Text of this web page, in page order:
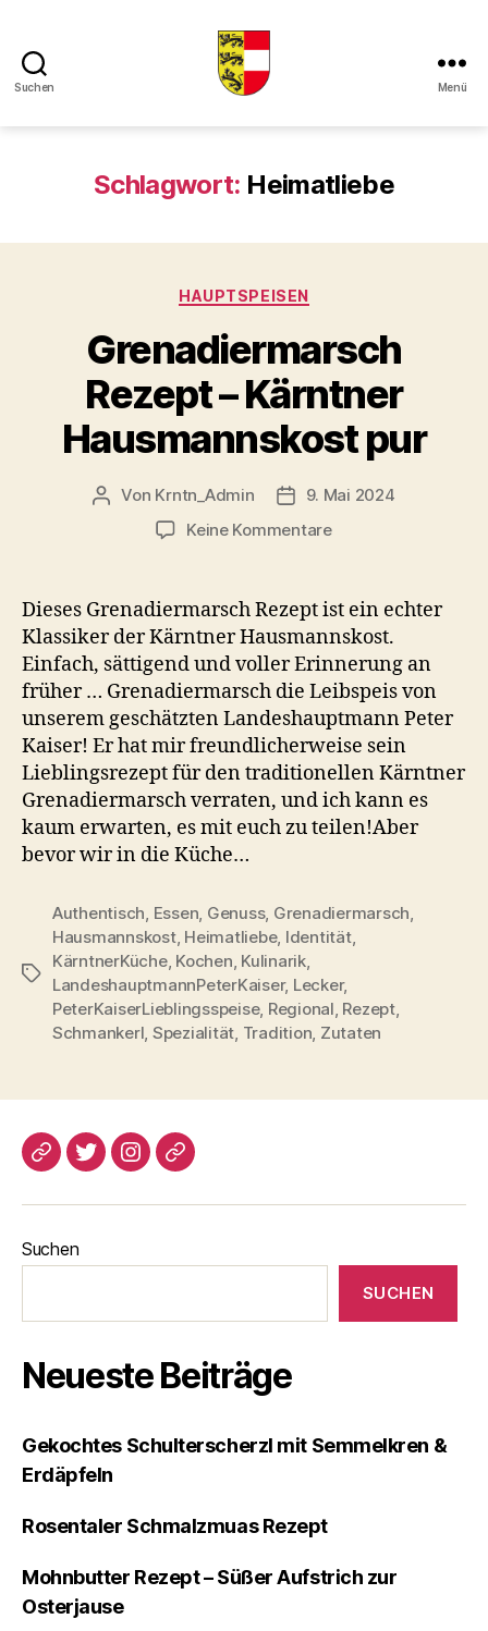
Suchen
Kueche
Menü
Schlagwort: Heimatliebe
Kategorien
HAUPTSPEISEN
Grenadiermarsch
Rezept – Kärntner
Hausmannskost pur
Beitragsautor
Von Krntn_Admin Veröffentlichungsdatum
9. Mai 2024
Keine Kommentarezu
–
Kärntner
Hausmannskost
pur
Dieses Grenadiermarsch Rezept ist ein echter
Klassiker der Kärntner Hausmannskost.
Einfach, sättigend und voller Erinnerung an
früher … Grenadiermarsch die Leibspeis von
unserem geschätzten Landeshauptmann Peter
Kaiser! Er hat mir freundlicherweise sein
Lieblingsrezept für den traditionellen Kärntner
Grenadiermarsch verraten, und ich kann es
kaum erwarten, es mit euch zu teilen!Aber
bevor wir in die Küche…
Schlagwörter
Authentisch, Essen, Genuss, Grenadiermarsch,
Hausmannskost, Heimatliebe, Identität,
KärntnerKüche, Kochen, Kulinarik,
LandeshauptmannPeterKaiser, Lecker,
PeterKaiserLieblingsspeise, Regional, Rezept,
Schmankerl, Spezialität, Tradition, Zutaten
blogspotTwitterInstagramPinterest
Suchen
SUCHEN
Neueste Beiträge
Gekochtes Schulterscherzl mit Semmelkren &
Erdäpfeln
Rosentaler Schmalzmuas Rezept
Mohnbutter Rezept – Süßer Aufstrich zur
Osterjause